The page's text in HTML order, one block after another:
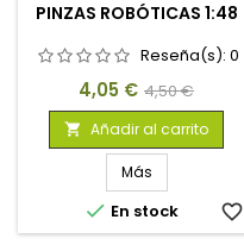
PINZAS ROBÓTICAS 1:48
Reseña(s): 0
Precio
4,05 € Precio
base
4,50 €
 Añadir al carrito
Más
 En stock favorite_border